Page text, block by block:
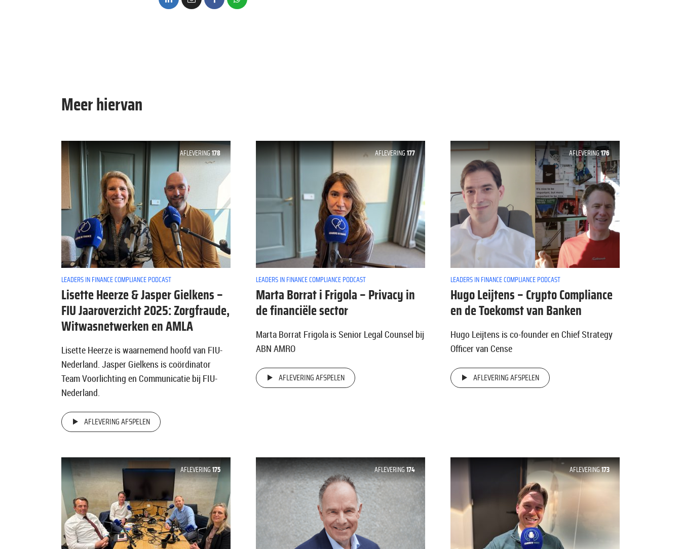
Meer hiervan
AFLEVERING 178
LEADERS IN FINANCE COMPLIANCE PODCAST
Lisette Heerze & Jasper Gielkens –
FIU Jaaroverzicht 2025: Zorgfraude,
Witwasnetwerken en AMLA
Lisette Heerze is waarnemend hoofd van FIU-
Nederland. Jasper Gielkens is coördinator
Team Voorlichting en Communicatie bij FIU-
Nederland.
AFLEVERING AFSPELEN
AFLEVERING 177
LEADERS IN FINANCE COMPLIANCE PODCAST
Marta Borrat i Frigola – Privacy in
de financiële sector
Marta Borrat Frigola is Senior Legal Counsel bij
ABN AMRO
AFLEVERING AFSPELEN
AFLEVERING 176
LEADERS IN FINANCE COMPLIANCE PODCAST
Hugo Leijtens – Crypto Compliance
en de Toekomst van Banken
Hugo Leijtens is co-founder en Chief Strategy
Officer van Cense
AFLEVERING AFSPELEN
AFLEVERING 175 AFLEVERING 174 AFLEVERING 173